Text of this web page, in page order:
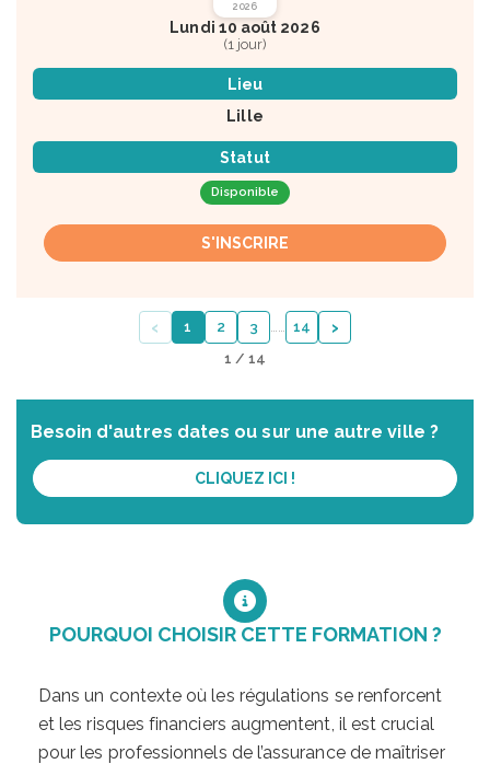
2026
Lundi 10 août 2026
(1 jour)
Lieu
Lille
Statut
Disponible
S'INSCRIRE
‹ 1 2 3 …… 14 ›
1 / 14
Besoin d'autres dates ou sur une autre ville ?
CLIQUEZ ICI !
POURQUOI CHOISIR CETTE FORMATION ?
Dans un contexte où les régulations se renforcent
et les risques financiers augmentent, il est crucial
pour les professionnels de l’assurance de maîtriser